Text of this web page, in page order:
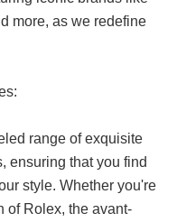
more, as we redefine
range of exquisite
ensuring that you find
style. Whether you're
of Rolex, the avant-